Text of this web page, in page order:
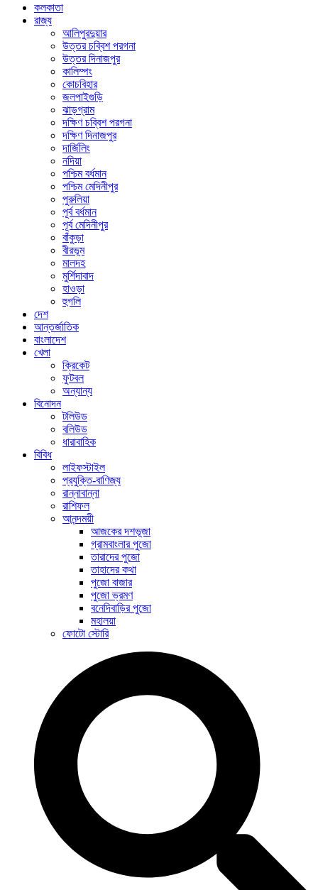
কলকাতা
রাজ্য
আলিপুরদুয়ার
উত্তর চব্বিশ পরগনা
উত্তর দিনাজপুর
কালিম্পং
কোচবিহার
জলপাইগুড়ি
ঝাড়গ্রাম
দক্ষিণ চব্বিশ পরগনা
দক্ষিণ দিনাজপুর
দার্জিলিং
নদিয়া
পশ্চিম বর্ধমান
পশ্চিম মেদিনীপুর
পুরুলিয়া
পূর্ব বর্ধমান
পূর্ব মেদিনীপুর
বাঁকুড়া
বীরভূম
মালদহ
মুর্শিদাবাদ
হাওড়া
হুগলি
দেশ
আন্তর্জাতিক
বাংলাদেশ
খেলা
ক্রিকেট
ফুটবল
অন্যান্য
বিনোদন
টলিউড
বলিউড
ধারাবাহিক
বিবিধ
লাইফস্টাইল
প্রযুক্তি-বাণিজ্য
রান্নাবান্না
রাশিফল
আনন্দময়ী
আজকের দশভূজা
গ্রামবাংলার পুজো
তারাদের পুজো
তাহাদের কথা
পুজো বাজার
পুজো ভ্রমণ
বনেদিবাড়ির পুজো
মহালয়া
ফোটো স্টোরি